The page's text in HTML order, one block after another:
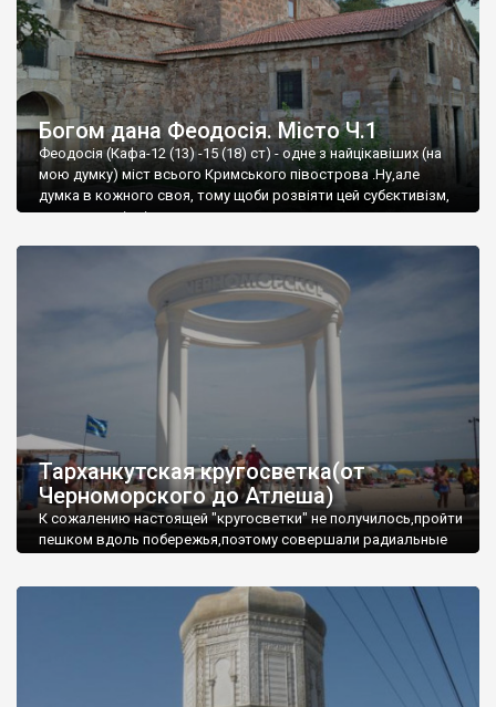
Богом дана Феодосія. Місто Ч.1
Феодосія (Кафа-12 (13) -15 (18) ст) - одне з найцікавіших (на
мою думку) міст всього Кримського півострова .Ну,але
думка в кожного своя, тому щоби розвіяти цей субєктивізм,
запрошую відвідати це
Тарханкутская кругосветка(от
Черноморского до Атлеша)
К сожалению настоящей "кругосветки" не получилось,пройти
пешком вдоль побережья,поэтому совершали радиальные